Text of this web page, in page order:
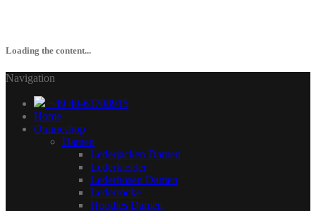
Loading the content...
Navigation
+49 40-63708915
Home
Onlineshop
Damen
Lederjacken Damen
Lederkleider
Lederhosen Damen
Lederröcke
Hoodies Damen